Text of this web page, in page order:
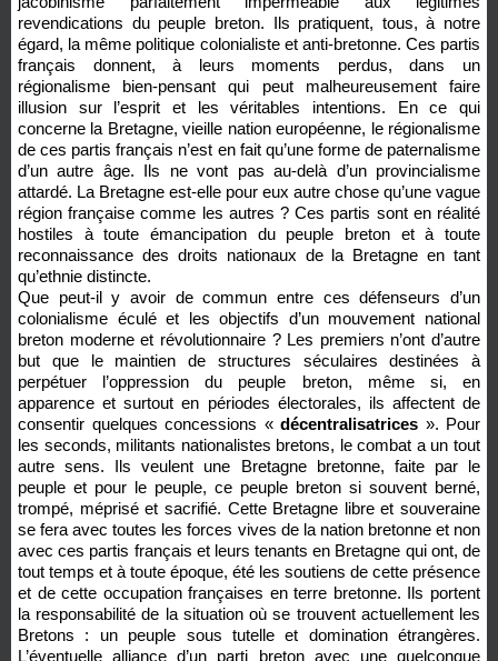
revendications du peuple breton. Ils pratiquent, tous, à notre
égard, la même politique colonialiste et anti-bretonne. Ces partis
français donnent, à leurs moments perdus, dans un
régionalisme bien-pensant qui peut malheureusement faire
illusion sur l’esprit et les véritables intentions. En ce qui
concerne la Bretagne, vieille nation européenne, le régionalisme
de ces partis français n’est en fait qu’une forme de paternalisme
d’un autre âge. Ils ne vont pas au-delà d’un provincialisme
attardé. La Bretagne est-elle pour eux autre chose qu’une vague
région française comme les autres ? Ces partis sont en réalité
hostiles à toute émancipation du peuple breton et à toute
reconnaissance des droits nationaux de la Bretagne en tant
qu’ethnie distincte.
Que peut-il y avoir de commun entre ces défenseurs d’un
colonialisme éculé et les objectifs d’un mouvement national
breton moderne et révolutionnaire ? Les premiers n’ont d’autre
but que le maintien de structures séculaires destinées à
perpétuer l’oppression du peuple breton, même si, en
apparence et surtout en périodes électorales, ils affectent de
consentir quelques concessions « décentralisatrices ». Pour
les seconds, militants nationalistes bretons, le combat a un tout
autre sens. Ils veulent une Bretagne bretonne, faite par le
peuple et pour le peuple, ce peuple breton si souvent berné,
trompé, méprisé et sacrifié. Cette Bretagne libre et souveraine
se fera avec toutes les forces vives de la nation bretonne et non
avec ces partis français et leurs tenants en Bretagne qui ont, de
tout temps et à toute époque, été les soutiens de cette présence
et de cette occupation françaises en terre bretonne. Ils portent
la responsabilité de la situation où se trouvent actuellement les
Bretons : un peuple sous tutelle et domination étrangères.
L’éventuelle alliance d’un parti breton avec une quelconque